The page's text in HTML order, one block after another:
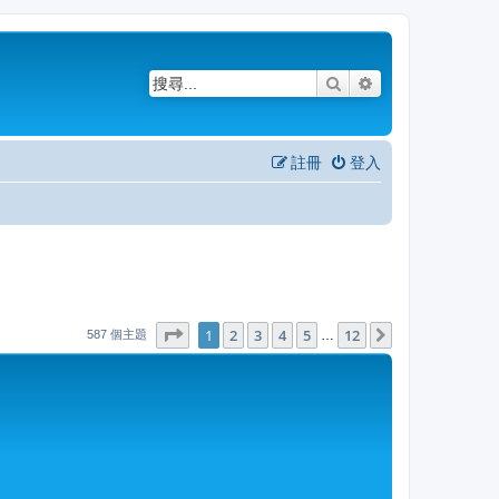
搜尋
登入
註冊
587 個主題 1 頁 (共 12頁)
1 2 3 4 5 … 12